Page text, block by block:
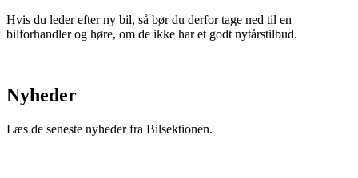
Hvis du leder efter ny bil, så bør du derfor tage ned til en
bilforhandler og høre, om de ikke har et godt nytårstilbud.
Nyheder
Læs de seneste nyheder fra Bilsektionen.